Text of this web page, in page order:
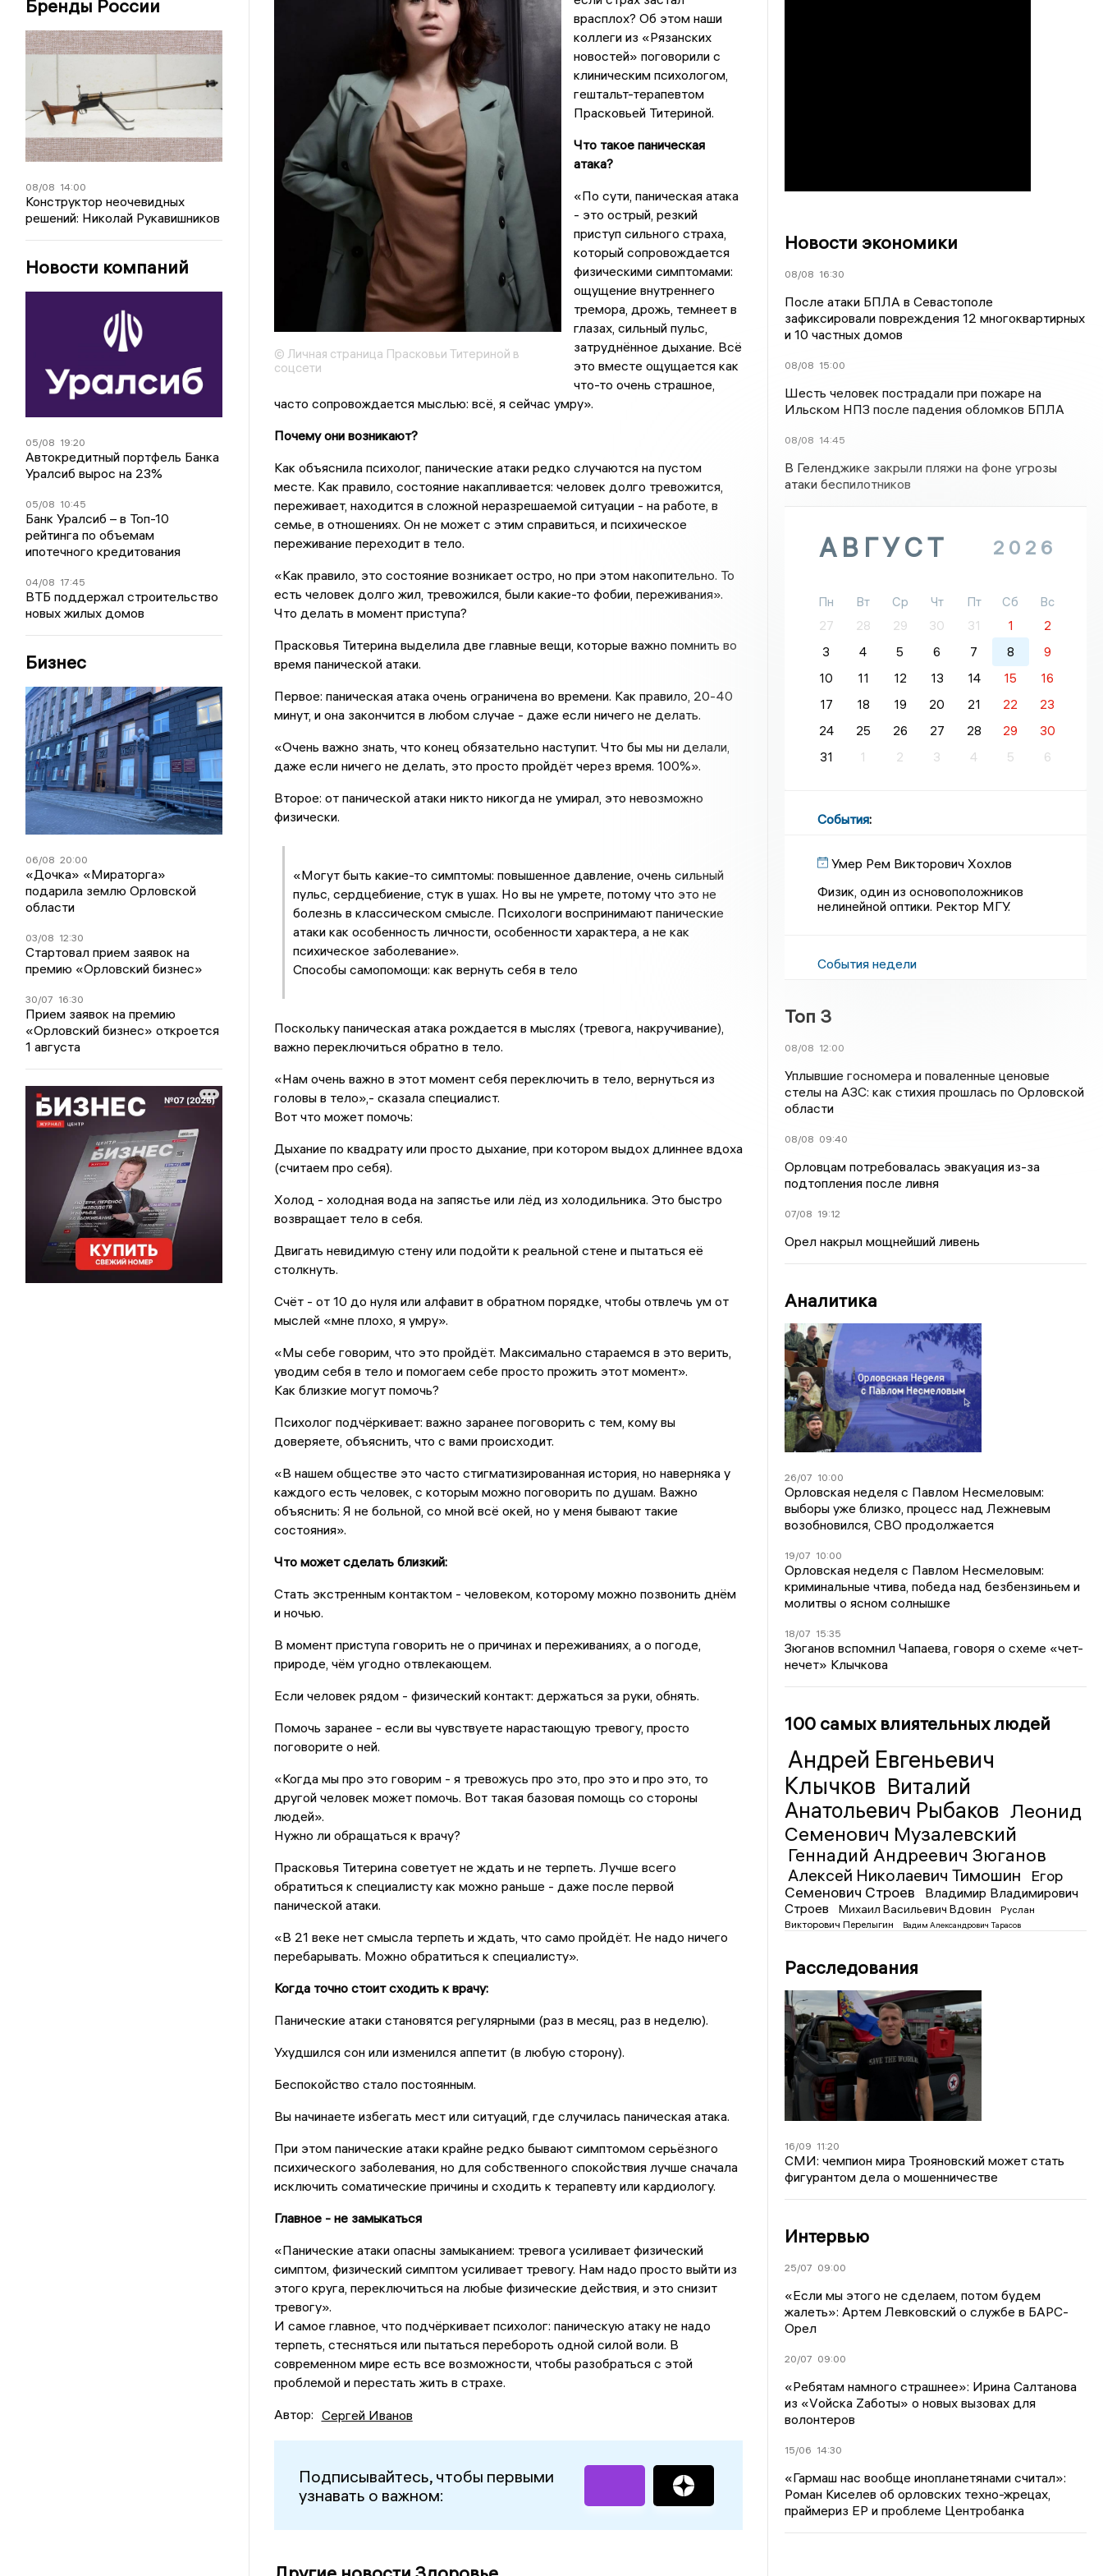
Бренды России
08/08 14:00
Конструктор неочевидных
решений: Николай Рукавишников
Новости компаний
05/08 19:20
Автокредитный портфель Банка
Уралсиб вырос на 23%
05/08 10:45
Банк Уралсиб – в Топ-10
рейтинга по объемам
ипотечного кредитования
04/08 17:45
ВТБ поддержал строительство
новых жилых домов
Бизнес
06/08 20:00
«Дочка» «Мираторга»
подарила землю Орловской
области
03/08 12:30
Стартовал прием заявок на
премию «Орловский бизнес»
30/07 16:30
Прием заявок на премию
«Орловский бизнес» откроется
1 августа
© Личная страница Прасковьи Титериной в
соцсети
врасплох? Об этом наши
коллеги из «Рязанских
новостей» поговорили с
клиническим психологом,
гештальт-терапевтом
Прасковьей Титериной.
Что такое паническая
атака?
«По сути, паническая атака
- это острый, резкий
приступ сильного страха,
который сопровождается
физическими симптомами:
ощущение внутреннего
тремора, дрожь, темнеет в
глазах, сильный пульс,
затруднённое дыхание. Всё
это вместе ощущается как
что-то очень страшное,
часто сопровождается мыслью: всё, я сейчас умру».
Почему они возникают?
Как объяснила психолог, панические атаки редко случаются на пустом
месте. Как правило, состояние накапливается: человек долго тревожится,
переживает, находится в сложной неразрешаемой ситуации - на работе, в
семье, в отношениях. Он не может с этим справиться, и психическое
переживание переходит в тело.
«Как правило, это состояние возникает остро, но при этом накопительно. То
есть человек долго жил, тревожился, были какие-то фобии, переживания».
Что делать в момент приступа?
Прасковья Титерина выделила две главные вещи, которые важно помнить во
время панической атаки.
Первое: паническая атака очень ограничена во времени. Как правило, 20-40
минут, и она закончится в любом случае - даже если ничего не делать.
«Очень важно знать, что конец обязательно наступит. Что бы мы ни делали,
даже если ничего не делать, это просто пройдёт через время. 100%».
Второе: от панической атаки никто никогда не умирал, это невозможно
физически.
«Могут быть какие-то симптомы: повышенное давление, очень сильный
пульс, сердцебиение, стук в ушах. Но вы не умрете, потому что это не
болезнь в классическом смысле. Психологи воспринимают панические
атаки как особенность личности, особенности характера, а не как
психическое заболевание».
Способы самопомощи: как вернуть себя в тело
Поскольку паническая атака рождается в мыслях (тревога, накручивание),
важно переключиться обратно в тело.
«Нам очень важно в этот момент себя переключить в тело, вернуться из
головы в тело»,- сказала специалист.
Вот что может помочь:
Дыхание по квадрату или просто дыхание, при котором выдох длиннее вдоха
(считаем про себя).
Холод - холодная вода на запястье или лёд из холодильника. Это быстро
возвращает тело в себя.
Двигать невидимую стену или подойти к реальной стене и пытаться её
столкнуть.
Счёт - от 10 до нуля или алфавит в обратном порядке, чтобы отвлечь ум от
мыслей «мне плохо, я умру».
«Мы себе говорим, что это пройдёт. Максимально стараемся в это верить,
уводим себя в тело и помогаем себе просто прожить этот момент».
Как близкие могут помочь?
Психолог подчёркивает: важно заранее поговорить с тем, кому вы
доверяете, объяснить, что с вами происходит.
«В нашем обществе это часто стигматизированная история, но наверняка у
каждого есть человек, с которым можно поговорить по душам. Важно
объяснить: Я не больной, со мной всё окей, но у меня бывают такие
состояния».
Что может сделать близкий:
Стать экстренным контактом - человеком, которому можно позвонить днём
и ночью.
В момент приступа говорить не о причинах и переживаниях, а о погоде,
природе, чём угодно отвлекающем.
Если человек рядом - физический контакт: держаться за руки, обнять.
Помочь заранее - если вы чувствуете нарастающую тревогу, просто
поговорите о ней.
«Когда мы про это говорим - я тревожусь про это, про это и про это, то
другой человек может помочь. Вот такая базовая помощь со стороны
людей».
Нужно ли обращаться к врачу?
Прасковья Титерина советует не ждать и не терпеть. Лучше всего
обратиться к специалисту как можно раньше - даже после первой
панической атаки.
«В 21 веке нет смысла терпеть и ждать, что само пройдёт. Не надо ничего
перебарывать. Можно обратиться к специалисту».
Когда точно стоит сходить к врачу:
Панические атаки становятся регулярными (раз в месяц, раз в неделю).
Ухудшился сон или изменился аппетит (в любую сторону).
Беспокойство стало постоянным.
Вы начинаете избегать мест или ситуаций, где случилась паническая атака.
При этом панические атаки крайне редко бывают симптомом серьёзного
психического заболевания, но для собственного спокойствия лучше сначала
исключить соматические причины и сходить к терапевту или кардиологу.
Главное - не замыкаться
«Панические атаки опасны замыканием: тревога усиливает физический
симптом, физический симптом усиливает тревогу. Нам надо просто выйти из
этого круга, переключиться на любые физические действия, и это снизит
тревогу».
И самое главное, что подчёркивает психолог: паническую атаку не надо
терпеть, стесняться или пытаться перебороть одной силой воли. В
современном мире есть все возможности, чтобы разобраться с этой
проблемой и перестать жить в страхе.
Автор: Сергей Иванов
Подписывайтесь, чтобы первыми
узнавать о важном:
Новости экономики
08/08 16:30
После атаки БПЛА в Севастополе
зафиксировали повреждения 12 многоквартирных
и 10 частных домов
08/08 15:00
Шесть человек пострадали при пожаре на
Ильском НПЗ после падения обломков БПЛА
08/08 14:45
В Геленджике закрыли пляжи на фоне угрозы
атаки беспилотников
АВГУСТ 2026
Пн Вт Ср Чт Пт Сб
Вс
27
28 29 30 31 1
2
3
4 5 6 7 8
9
10
11 12 13 14 15
16
17
18 19 20 21 22
23
24
25 26 27 28 29
30
31
1 2 3 4 5 6
События:
Умер Рем Викторович Хохлов
Физик, один из основоположников
нелинейной оптики. Ректор МГУ.
События недели
Топ 3
08/08 12:00
Уплывшие госномера и поваленные ценовые
стелы на АЗС: как стихия прошлась по Орловской
области
08/08 09:40
Орловцам потребовалась эвакуация из-за
подтопления после ливня
07/08 19:12
Орел накрыл мощнейший ливень
Аналитика
26/07 10:00
Орловская неделя с Павлом Несмеловым:
выборы уже близко, процесс над Лежневым
возобновился, СВО продолжается
19/07 10:00
Орловская неделя с Павлом Несмеловым:
криминальные чтива, победа над безбензиньем и
молитвы о ясном солнышке
18/07 15:35
Зюганов вспомнил Чапаева, говоря о схеме «чет-
нечет» Клычкова
100 самых влиятельных людей
Андрей Евгеньевич
Клычков Виталий
Анатольевич Рыбаков Леонид
Семенович Музалевский
Геннадий Андреевич Зюганов
Алексей Николаевич Тимошин
Егор
Семенович Строев
Владимир Владимирович
Строев
Михаил Васильевич Вдовин
Руслан
Викторович Перелыгин
Вадим Александрович Тарасов
Расследования
16/09 11:20
СМИ: чемпион мира Трояновский может стать
фигурантом дела о мошенничестве
Интервью
25/07 09:00
«Если мы этого не сделаем, потом будем
жалеть»: Артем Левковский о службе в БАРС-
Орел
20/07 09:00
«Ребятам намного страшнее»: Ирина Салтанова
из «Vойска Zаботы» о новых вызовах для
волонтеров
15/06 14:30
«Гармаш нас вообще инопланетянами считал»:
Роман Киселев об орловских техно-жрецах,
праймериз ЕР и проблеме Центробанка